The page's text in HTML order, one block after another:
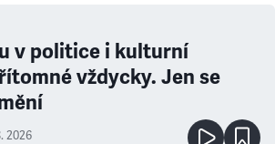
v politice i kulturní
vždycky. Jen se
2026